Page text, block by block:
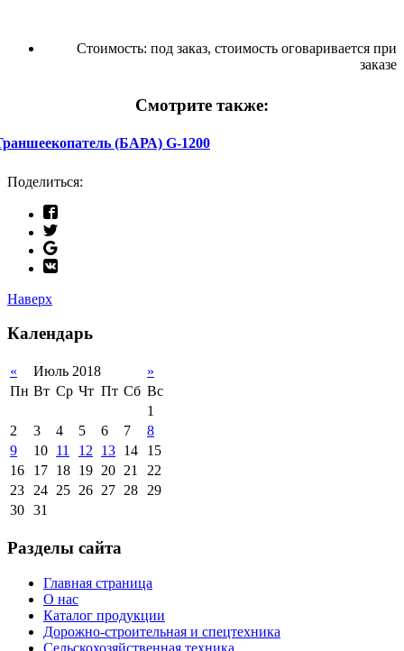
Стоимость: под заказ, стоимость оговаривается при
заказе
Смотрите также:
(БАРА) G-1200
Поделиться:
Наверх
Календарь
« Июль 2018
»
Пн Вт Ср Чт Пт Сб Вс
1
2
3 4 5 6 7
8
9
10 11 12 13 14
15
16
17 18 19 20 21
22
23
24 25 26 27 28
29
30 31
Разделы сайта
Главная страница
О нас
Каталог продукции
Дорожно-строительная и спецтехника
Сельскохозяйственная техника